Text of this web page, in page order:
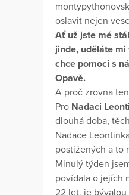
oslavit nejen
Ať už jste mé
jinde, uděláte
chce pomoci s
Opavě.
A proč zrovna
Pro Nadaci
dlouhá doba,
Nadace
postižených a to
Minulý týden
povídala o jejích